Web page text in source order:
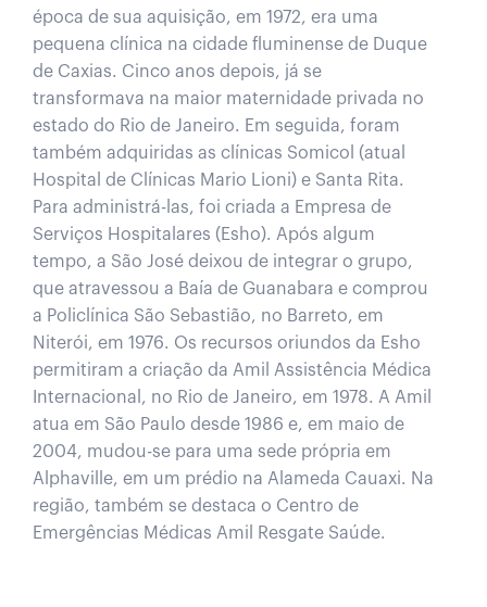
época de sua aquisição, em 1972, era uma
pequena clínica na cidade fluminense de Duque
de Caxias. Cinco anos depois, já se
transformava na maior maternidade privada no
estado do Rio de Janeiro. Em seguida, foram
também adquiridas as clínicas Somicol (atual
Hospital de Clínicas Mario Lioni) e Santa Rita.​ ​
Para administrá-las, foi criada a Empresa de
Serviços Hospitalares (Esho). Após algum
tempo, a São José deixou de integrar o grupo,
que atravessou a Baía de Guanabara e comprou
a Policlínica São Sebastião, no Barreto, em
Niterói, em 1976. Os recursos oriundos da Esho
permitiram a criação da Amil Assistência Médica
Internacional, no Rio de Janeiro, em 1978.​ ​A Amil
atua em São Paulo desde 1986 e, em maio de
2004, mudou-se para uma sede própria em
Alphaville, em um prédio na Alameda Cauaxi. Na
região, também se destaca o Centro de
Emergências Médicas Amil Resgate Saúde.